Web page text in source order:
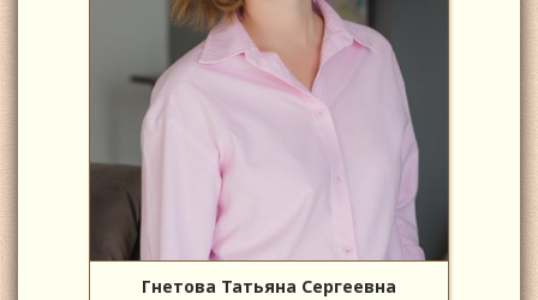
Гнетова Татьяна Сергеевна